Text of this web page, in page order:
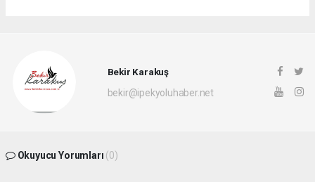
Bekir Karakuş
bekir@ipekyoluhaber.net
Okuyucu Yorumları (0)